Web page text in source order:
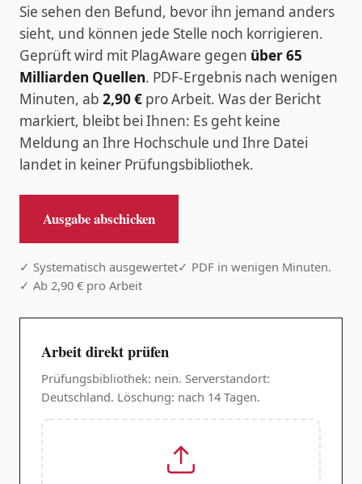
Sie sehen den Befund, bevor ihn jemand anders
sieht, und können jede Stelle noch korrigieren.
Geprüft wird mit PlagAware gegen über 65
Milliarden Quellen. PDF-Ergebnis nach wenigen
Minuten, ab 2,90 € pro Arbeit. Was der Bericht
markiert, bleibt bei Ihnen: Es geht keine
Meldung an Ihre Hochschule und Ihre Datei
landet in keiner Prüfungsbibliothek.
Ausgabe abschicken
✓ Systematisch ausgewertet✓ PDF in wenigen Minuten.
✓ Ab 2,90 € pro Arbeit
Arbeit direkt prüfen
Prüfungsbibliothek: nein. Serverstandort:
Deutschland. Löschung: nach 14 Tagen.